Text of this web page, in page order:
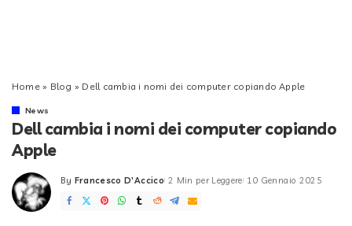
Home» Blog » Dell cambia i nomi dei computer copiando Apple
News
Dell cambia i nomi dei computer copiando
Apple
Posted
by
By Francesco D'Accico 2 Min per Leggere 10 Gennaio 2025